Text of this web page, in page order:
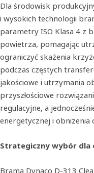
Dla środowisk
i wysokich technologii
parametry ISO Klasa 4 z
powietrza, pomagając
ograniczyć skażenia
podczas częstych
jakościowe i utrzymania
przyszłościowe
regulacyjne, a
energetycznej i obniżenia
Strategiczny wybór dla
Bramа Dynaco D‑313